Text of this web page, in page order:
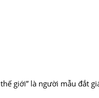
giới” là người mẫu đắt